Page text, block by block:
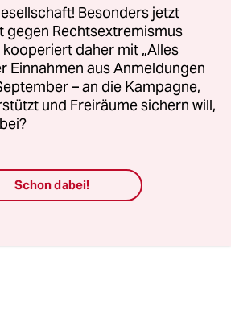
die EU-
Marta
trotz ihrer
ein
Besonders jetzt
gegen Rechtsextremismus
daher mit „Alles
Einnahmen aus Anmeldungen
– an die Kampagne,
und Freiräume sichern will,
Schon dabei!